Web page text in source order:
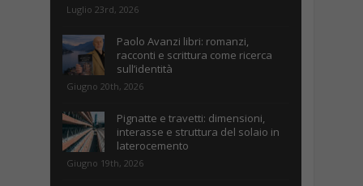
Luglio 23rd, 2026
Paolo Avanzi libri: romanzi,
racconti e scrittura come ricerca
sull’identità
Giugno 20th, 2026
Pignatte e travetti: dimensioni,
interasse e struttura del solaio in
laterocemento
Giugno 19th, 2026